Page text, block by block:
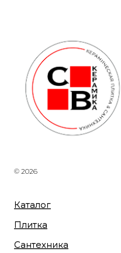
© 2026
Каталог
Плитка
Сантехника